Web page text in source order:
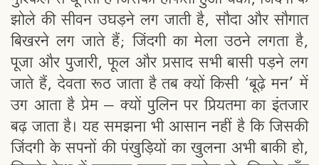
झोले की सीवन उघड़ने लग जाती है, सौदा और सौगात
बिखरने लग जाते हैं; जिंदगी का मेला उठने लगता है,
पूजा और पुजारी, फूल और प्रसाद सभी बासी पड़ने लग
जाते हैं, देवता रूठ जाता है तब क्यों किसी ‘बूढ़े मन’ में
उग आता है प्रेम – क्यों पुलिन पर प्रियतमा का इंतजार
बढ़ जाता है। यह समझना भी आसान नहीं है कि जिसकी
जिंदगी के सपनों की पंखुड़ियों का खुलना अभी बाकी हो,